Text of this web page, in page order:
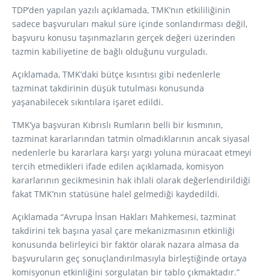
TDP’den yapılan yazılı açıklamada, TMK’nın etkililiğinin
sadece başvuruları makul süre içinde sonlandırması değil,
başvuru konusu taşınmazların gerçek değeri üzerinden
tazmin kabiliyetine de bağlı olduğunu vurguladı.
Açıklamada, TMK’daki bütçe kısıntısı gibi nedenlerle
tazminat takdirinin düşük tutulması konusunda
yaşanabilecek sıkıntılara işaret edildi.
TMK’ya başvuran Kıbrıslı Rumların belli bir kısmının,
tazminat kararlarından tatmin olmadıklarının ancak siyasal
nedenlerle bu kararlara karşı yargı yoluna müracaat etmeyi
tercih etmedikleri ifade edilen açıklamada, komisyon
kararlarının gecikmesinin hak ihlali olarak değerlendirildiği
fakat TMK’nın statüsüne halel gelmediği kaydedildi.
Açıklamada “Avrupa İnsan Hakları Mahkemesi, tazminat
takdirini tek başına yasal çare mekanizmasının etkinliği
konusunda belirleyici bir faktör olarak nazara almasa da
başvuruların geç sonuçlandırılmasıyla birleştiğinde ortaya
komisyonun etkinliğini sorgulatan bir tablo çıkmaktadır.”